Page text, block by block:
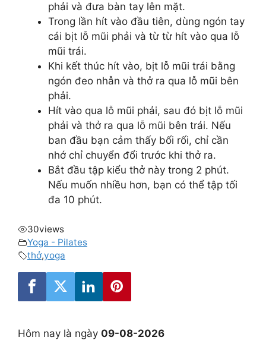
phải và đưa bàn tay lên mặt.
Trong lần hít vào đầu tiên, dùng ngón tay
cái bịt lỗ mũi phải và từ từ hít vào qua lỗ
mũi trái.
Khi kết thúc hít vào, bịt lỗ mũi trái bằng
ngón đeo nhẫn và thở ra qua lỗ mũi bên
phải.
Hít vào qua lỗ mũi phải, sau đó bịt lỗ mũi
phải và thở ra qua lỗ mũi bên trái. Nếu
ban đầu bạn cảm thấy bối rối, chỉ cần
nhớ chỉ chuyển đổi trước khi thở ra.
Bắt đầu tập kiểu thở này trong 2 phút.
Nếu muốn nhiều hơn, bạn có thể tập tối
đa 10 phút.
30views
Yoga - Pilates
thở,yoga
Hôm nay là ngày 09-08-2026